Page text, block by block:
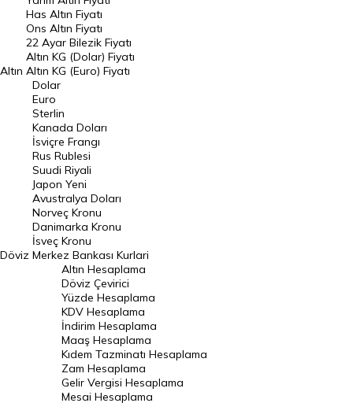
DÖVİZ
Döviz Kuru
Dolar Kuru
Euro Kuru
Pound Kuru
Frank Kuru
Riyal Kuru
Avustralya Doları
Danimarka Kronu Kuru
Kanada Doları Kuru
Norveç Kronu Kuru
İsveç Kronu Kuru
Japon Yeni Kuru
Serbest Piyasa Döviz Kurları
Merkez Bankası Döviz Kurları
Altın
Has Altın Fiyatı
Ons Altın Fiyatı
22 Ayar Bilezik Fiyatı
Altın KG (Dolar) Fiyatı
Altın KG (Euro) Fiyatı
Döviz
Dolar
Euro
Sterlin
Kanada Doları
İsviçre Frangı
Rus Rublesi
Suudi Riyali
Japon Yeni
Avustralya Doları
Norveç Kronu
Danimarka Kronu
İsveç Kronu
Merkez Bankası Kurlari
Altın Hesaplama
Döviz Çevirici
Yüzde Hesaplama
KDV Hesaplama
İndirim Hesaplama
Maaş Hesaplama
Kıdem Tazminatı Hesaplama
Zam Hesaplama
Gelir Vergisi Hesaplama
Mesai Hesaplama